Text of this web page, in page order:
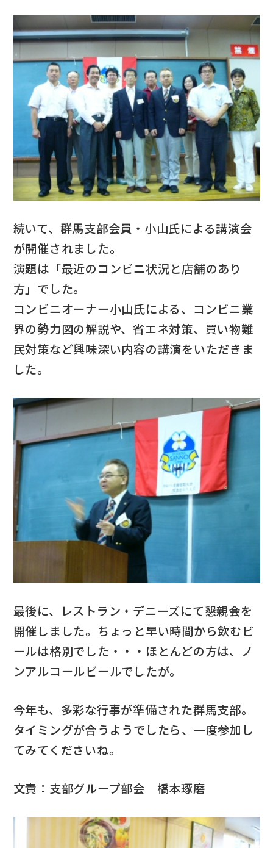
続いて、群馬支部会員・小山氏による講演会
が開催されました。
演題は「最近のコンビニ状況と店舗のあり
方」でした。
コンビニオーナー小山氏による、コンビニ業
界の勢力図の解説や、省エネ対策、買い物難
民対策など興味深い内容の講演をいただきま
した。
最後に、レストラン・デニーズにて懇親会を
開催しました。ちょっと早い時間から飲むビ
ールは格別でした・・・ほとんどの方は、ノ
ンアルコールビールでしたが。
今年も、多彩な行事が準備された群馬支部。
タイミングが合うようでしたら、一度参加し
てみてくださいね。
文責：支部グループ部会 橋本琢磨